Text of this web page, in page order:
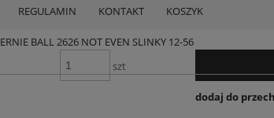
REGULAMIN KONTAKT KOSZYK
ERNIE BALL 2626 NOT EVEN SLINKY 12-56
Cena nie zawiera
Cena: 36,00 zł
szt
dodaj do